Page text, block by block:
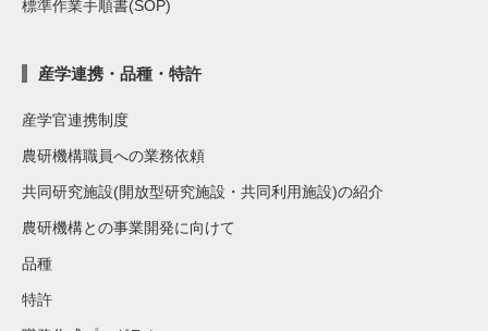
標準作業手順書(SOP)
産学連携・品種・特許
産学官連携制度
農研機構職員への業務依頼
共同研究施設(開放型研究施設・共同利用施設)の紹介
農研機構との事業開発に向けて
品種
特許